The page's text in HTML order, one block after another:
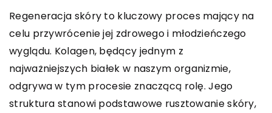
Regeneracja skóry to kluczowy proces mający na
celu przywrócenie jej zdrowego i młodzieńczego
wyglądu. Kolagen, będący jednym z
najważniejszych białek w naszym organizmie,
odgrywa w tym procesie znaczącą rolę. Jego
struktura stanowi podstawowe rusztowanie skóry,